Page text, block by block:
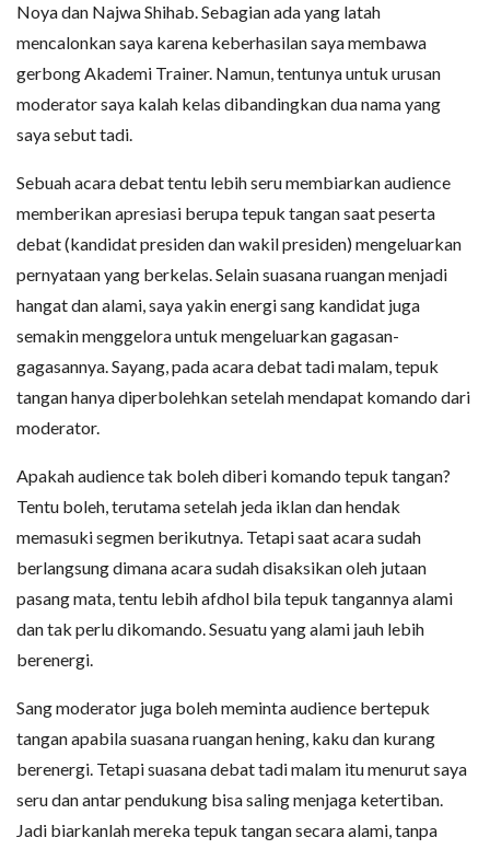
Noya dan Najwa Shihab. Sebagian ada yang latah
mencalonkan saya karena keberhasilan saya membawa
gerbong Akademi Trainer. Namun, tentunya untuk urusan
moderator saya kalah kelas dibandingkan dua nama yang
saya sebut tadi.
Sebuah acara debat tentu lebih seru membiarkan audience
memberikan apresiasi berupa tepuk tangan saat peserta
debat (kandidat presiden dan wakil presiden) mengeluarkan
pernyataan yang berkelas. Selain suasana ruangan menjadi
hangat dan alami, saya yakin energi sang kandidat juga
semakin menggelora untuk mengeluarkan gagasan-
gagasannya. Sayang, pada acara debat tadi malam, tepuk
tangan hanya diperbolehkan setelah mendapat komando dari
moderator.
Apakah audience tak boleh diberi komando tepuk tangan?
Tentu boleh, terutama setelah jeda iklan dan hendak
memasuki segmen berikutnya. Tetapi saat acara sudah
berlangsung dimana acara sudah disaksikan oleh jutaan
pasang mata, tentu lebih afdhol bila tepuk tangannya alami
dan tak perlu dikomando. Sesuatu yang alami jauh lebih
berenergi.
Sang moderator juga boleh meminta audience bertepuk
tangan apabila suasana ruangan hening, kaku dan kurang
berenergi. Tetapi suasana debat tadi malam itu menurut saya
seru dan antar pendukung bisa saling menjaga ketertiban.
Jadi biarkanlah mereka tepuk tangan secara alami, tanpa